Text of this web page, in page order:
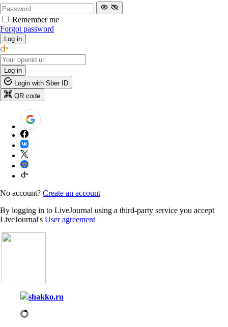
Remember me
Forgot password
Log in
Log in
Login with Sber ID
QR code
No account? Create an account
By logging in to LiveJournal using a third-party service you accept
LiveJournal's User agreement
shakko.ru